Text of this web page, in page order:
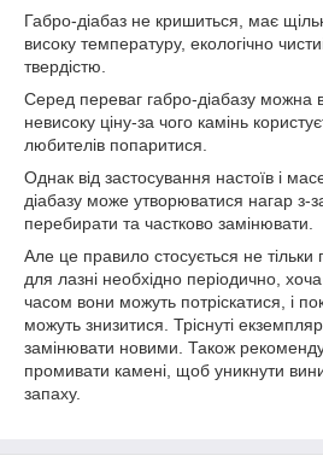
Габро-діабаз не кришиться, має
високу температуру, екологічно
твердістю.
Серед переваг габро-діабазу можна
невисоку ціну-за чого камінь
любителів попаритися.
Однак від застосування настоїв і
діабазу може утворюватися нагар з-
перебирати та частково замінювати.
Але це правило стосується не тільки
для лазні необхідно періодично,
часом вони можуть потріскатися, і
можуть знизитися. Тріснуті
замінювати новими. Також
промивати камені, щоб уникнути
запаху.